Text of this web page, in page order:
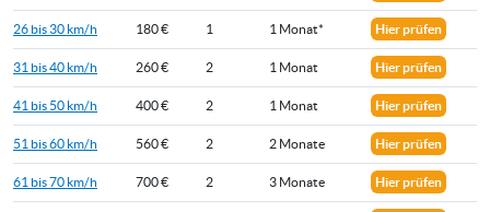
26 bis 30 km/h 180 € 1 1 Monat* Hier prüfen
31 bis 40 km/h 260 € 2 1 Monat Hier prüfen
41 bis 50 km/h 400 € 2 1 Monat Hier prüfen
51 bis 60 km/h 560 € 2 2 Monate Hier prüfen
61 bis 70 km/h 700 € 2 3 Monate Hier prüfen